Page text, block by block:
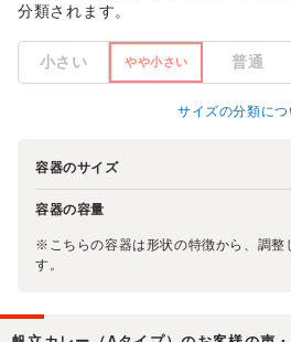
分類されます。
小さい やや小さい 普通
サイズの分類につ
容器のサイズ
容器の容量
※こちらの容器は形状の特徴から、調整
す。